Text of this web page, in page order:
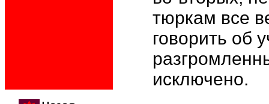
тюркам все
говорить об
исключено.